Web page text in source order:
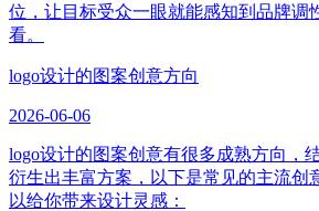
位，让目标受众一眼就能感知到品牌调
看。
logo设计的图案创意方向
2026-06-06
logo设计的图案创意有很多成熟方向，
衍生出丰富方案，以下是常见的主流创
以给你带来设计灵感：